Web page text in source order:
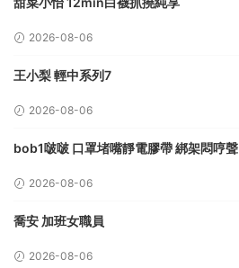
2026-08-06
王小梨 輕中系列7
2026-08-06
bob1啵啵 口罩堵嘴靜電膠帶 綁架悶哼聲
2026-08-06
喬安 加班女職員
2026-08-06